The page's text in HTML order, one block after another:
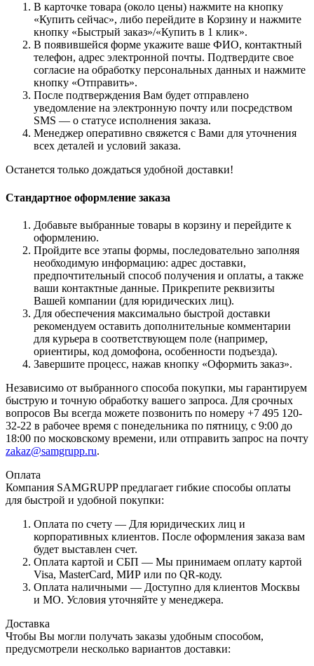
В карточке товара (около цены) нажмите на кнопку
«Купить сейчас», либо перейдите в Корзину и нажмите
кнопку «Быстрый заказ»/«Купить в 1 клик».
В появившейся форме укажите ваше ФИО, контактный
телефон, адрес электронной почты. Подтвердите свое
согласие на обработку персональных данных и нажмите
кнопку «Отправить».
После подтверждения Вам будет отправлено
уведомление на электронную почту или посредством
SMS — о статусе исполнения заказа.
Менеджер оперативно свяжется с Вами для уточнения
всех деталей и условий заказа.
Останется только дождаться удобной доставки!
Стандартное оформление заказа
Добавьте выбранные товары в корзину и перейдите к
оформлению.
Пройдите все этапы формы, последовательно заполняя
необходимую информацию: адрес доставки,
предпочтительный способ получения и оплаты, а также
ваши контактные данные. Прикрепите реквизиты
Вашей компании (для юридических лиц).
Для обеспечения максимально быстрой доставки
рекомендуем оставить дополнительные комментарии
для курьера в соответствующем поле (например,
ориентиры, код домофона, особенности подъезда).
Завершите процесс, нажав кнопку «Оформить заказ».
Независимо от выбранного способа покупки, мы гарантируем
быструю и точную обработку вашего запроса. Для срочных
вопросов Вы всегда можете позвонить по номеру +7 495 120-
32-22 в рабочее время с понедельника по пятницу, с 9:00 до
18:00 по московскому времени, или отправить запрос на почту
zakaz@samgrupp.ru.
Оплата
Компания SAMGRUPP предлагает гибкие способы оплаты
для быстрой и удобной покупки:
Оплата по счету — Для юридических лиц и
корпоративных клиентов. После оформления заказа вам
будет выставлен счет.
Оплата картой и СБП — Мы принимаем оплату картой
Visa, MasterCard, МИР или по QR-коду.
Оплата наличными — Доступно для клиентов Москвы
и МО. Условия уточняйте у менеджера.
Доставка
Чтобы Вы могли получать заказы удобным способом,
предусмотрели несколько вариантов доставки: